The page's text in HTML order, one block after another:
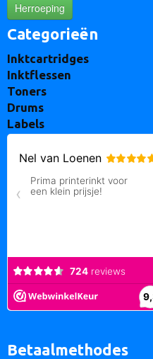
Herroeping
Categorieën
Inktcartridges
Inktflessen
Toners
Drums
Labels
Betaalmethodes